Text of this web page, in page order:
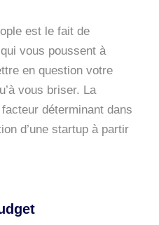
est le fait de
vous poussent à
en question votre
vous briser. La
déterminant dans
d’une startup à partir